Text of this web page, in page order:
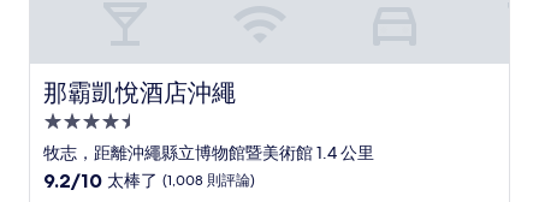
那霸凱悅酒店沖繩
那霸凱悅酒店沖繩
4.5
星
級
牧志，距離沖繩縣立博物館暨美術館 1.4 公里
9.2
9.2/10 太棒了 (1,008 則評論)